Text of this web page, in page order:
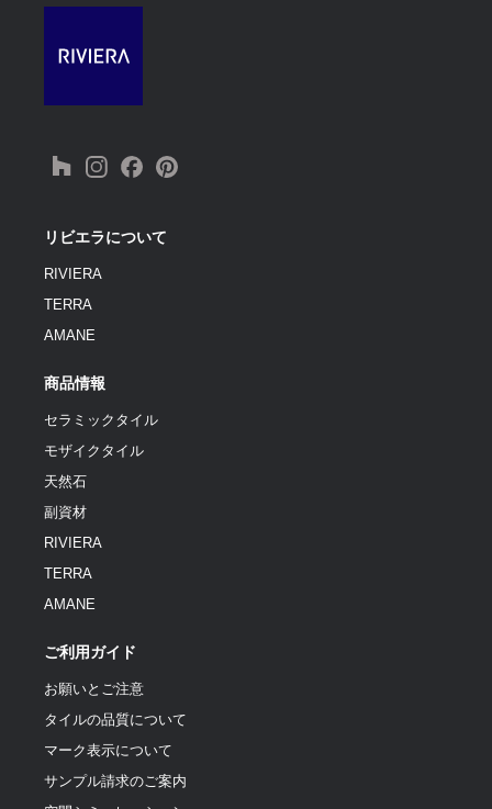
リビエラについて
RIVIERA
TERRA
AMANE
商品情報
セラミックタイル
モザイクタイル
天然石
副資材
RIVIERA
TERRA
AMANE
ご利用ガイド
お願いとご注意
タイルの品質について
マーク表示について
サンプル請求のご案内